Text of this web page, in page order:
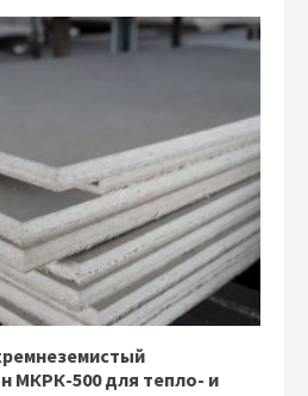
МКРК-500 для тепло- и